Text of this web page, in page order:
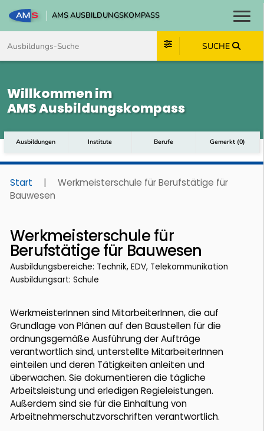
AMS AUSBILDUNGSKOMPASS
SUCHE
Willkommen im
AMS Ausbildungskompass
Ausbildungen Institute Berufe Gemerkt (0)
Start |
Werkmeisterschule für Berufstätige für
Bauwesen
Werkmeisterschule für
Berufstätige für Bauwesen
Ausbildungsbereiche: Technik, EDV, Telekommunikation
Ausbildungsart: Schule
WerkmeisterInnen sind MitarbeiterInnen, die auf
Grundlage von Plänen auf den Baustellen für die
ordnungsgemäße Ausführung der Aufträge
verantwortlich sind, unterstellte MitarbeiterInnen
einteilen und deren Tätigkeiten anleiten und
überwachen. Sie dokumentieren die tägliche
Arbeitsleistung und erledigen Regieleistungen.
Außerdem sind sie für die Einhaltung von
Arbeitnehmerschutzvorschriften verantwortlich.